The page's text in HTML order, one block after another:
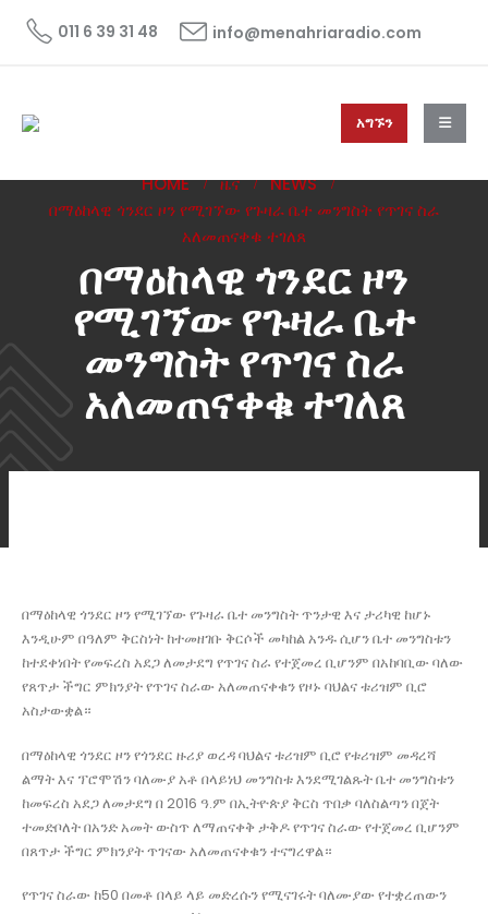
011 6 39 31 48 info@menahriaradio.com
አግኙን
HOME ዜና
NEWS
በማዕከላዊ ጎንደር ዞን የሚገኘው የጉዛራ ቤተ መንግስት የጥገና ስራ
አለመጠናቀቁ ተገለጸ
በማዕከላዊ ጎንደር ዞን
የሚገኘው የጉዛራ ቤተ
መንግስት የጥገና ስራ
አለመጠናቀቁ ተገለጸ
በማዕከላዊ ጎንደር ዞን የሚገኘው የጉዛራ ቤተ መንግስት ጥንታዊ እና ታሪካዊ ከሆኑ
እንዲሁም በዓለም ቅርስነት ከተመዘገቡ ቅርሶች መካከል አንዱ ሲሆን ቤተ መንግስቱን
ከተደቀነበት የመፍረስ አደጋ ለመታደግ የጥገና ስራ የተጀመረ ቢሆንም በአከባቢው ባለው
የጸጥታ ችግር ምክንያት የጥገና ስራው አለመጠናቀቁን የዞኑ ባህልና ቱሪዝም ቢሮ
አስታውቋል።
በማዕከላዊ ጎንደር ዞን የጎንደር ዙሪያ ወረዳ ባህልና ቱሪዝም ቢሮ የቱሪዝም መዳረሻ
ልማት እና ፕሮሞሽን ባለሙያ አቶ በላይነህ መንግስቱ እንደሚገልጹት ቤተ መንግስቱን
ከመፍረስ አደጋ ለመታደግ በ 2016 ዓ.ም በኢትዮጵያ ቅርስ ጥበቃ ባለስልጣን በጀት
ተመድቦለት በአንድ አመት ውስጥ ለማጠናቀቅ ታቅዶ የጥገና ስራው የተጀመረ ቢሆንም
በጸጥታ ችግር ምክንያት ጥገናው አለመጠናቀቁን ተናግረዋል።
የጥገና ስራው ከ50 በመቶ በላይ ላይ መድረሱን የሚናገሩት ባለሙያው የተቋረጠውን